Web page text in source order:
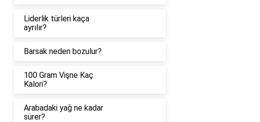
Liderlik türleri kaça
ayrılır?
Barsak neden bozulur?
100 Gram Vişne Kaç
Kalori?
Arabadaki yağ ne kadar
sürer?